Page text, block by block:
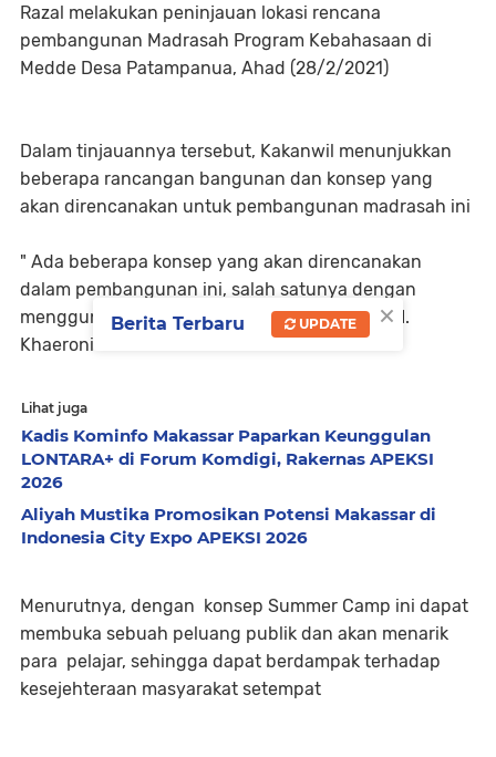
Razal melakukan peninjauan lokasi rencana
pembangunan Madrasah Program Kebahasaan di
Medde Desa Patampanua, Ahad (28/2/2021)
Dalam tinjauannya tersebut, Kakanwil menunjukkan
beberapa rancangan bangunan dan konsep yang
akan direncanakan untuk pembangunan madrasah ini
" Ada beberapa konsep yang akan direncanakan
dalam pembangunan ini, salah satunya dengan
menggunakan konsep Summer Camp," ujar KH.
Khaeroni
Lihat juga
Kadis Kominfo Makassar Paparkan Keunggulan
LONTARA+ di Forum Komdigi, Rakernas APEKSI
2026
Aliyah Mustika Promosikan Potensi Makassar di
Indonesia City Expo APEKSI 2026
Menurutnya, dengan konsep Summer Camp ini dapat
membuka sebuah peluang publik dan akan menarik
para pelajar, sehingga dapat berdampak terhadap
kesejehteraan masyarakat setempat
×
Berita Terbaru UPDATE